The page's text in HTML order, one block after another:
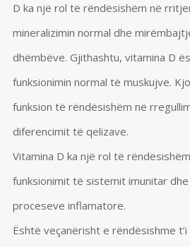
D ka një rol të rëndësishëm në
mineralizimin normal dhe
dhëmbëve. Gjithashtu, vitamina D
funksionimin normal të muskujve.
funksion të rëndësishëm në
diferencimit të qelizave.
Vitamina D ka një rol të
funksionimit të sistemit imunitar
proceseve inflamatore.
Është veçanërisht e rëndësishme